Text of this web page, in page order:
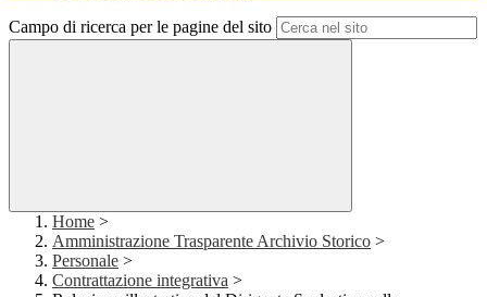
Campo di ricerca per le pagine del sito
Home >
Amministrazione Trasparente Archivio Storico >
Personale >
Contrattazione integrativa >